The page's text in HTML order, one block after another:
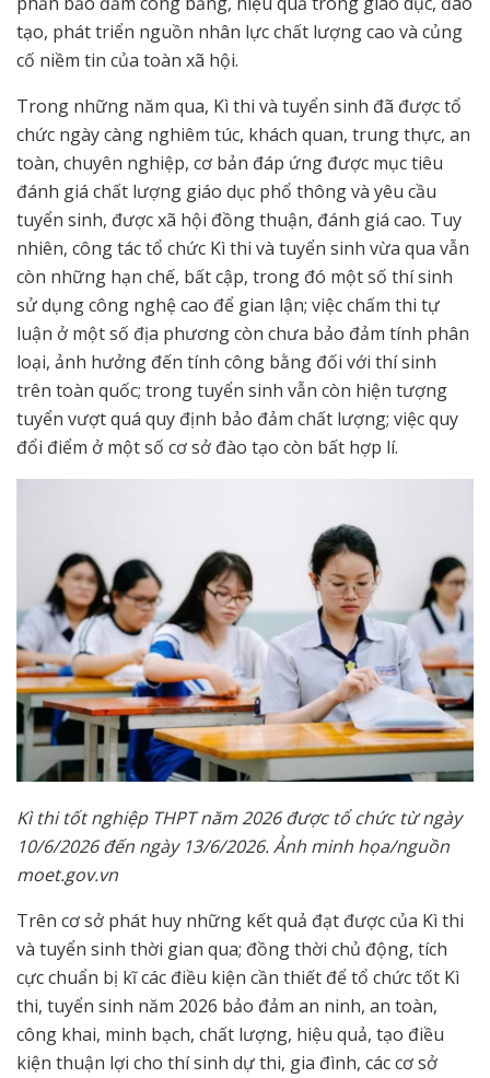
tạo, phát triển nguồn nhân lực chất lượng cao và củng
cố niềm tin của toàn xã hội.
Trong những năm qua, Kì thi và tuyển sinh đã được tổ
chức ngày càng nghiêm túc, khách quan, trung thực, an
toàn, chuyên nghiệp, cơ bản đáp ứng được mục tiêu
đánh giá chất lượng giáo dục phổ thông và yêu cầu
tuyển sinh, được xã hội đồng thuận, đánh giá cao. Tuy
nhiên, công tác tổ chức Kì thi và tuyển sinh vừa qua vẫn
còn những hạn chế, bất cập, trong đó một số thí sinh
sử dụng công nghệ cao để gian lận; việc chấm thi tự
luận ở một số địa phương còn chưa bảo đảm tính phân
loại, ảnh hưởng đến tính công bằng đối với thí sinh
trên toàn quốc; trong tuyển sinh vẫn còn hiện tượng
tuyển vượt quá quy định bảo đảm chất lượng; việc quy
đổi điểm ở một số cơ sở đào tạo còn bất hợp lí.
Kì thi tốt nghiệp THPT năm 2026 được tổ chức từ ngày
10/6/2026 đến ngày 13/6/2026. Ảnh minh họa/nguồn
moet.gov.vn
Trên cơ sở phát huy những kết quả đạt được của Kì thi
và tuyển sinh thời gian qua; đồng thời chủ động, tích
cực chuẩn bị kĩ các điều kiện cần thiết để tổ chức tốt Kì
thi, tuyển sinh năm 2026 bảo đảm an ninh, an toàn,
công khai, minh bạch, chất lượng, hiệu quả, tạo điều
kiện thuận lợi cho thí sinh dự thi, gia đình, các cơ sở